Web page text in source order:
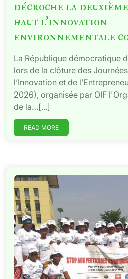
décroche la
haut l’innovation
environnementale
La République démocratique
lors de la clôture des
l’Innovation et de
2026), organisée par OIF
de la…[...]
READ MORE